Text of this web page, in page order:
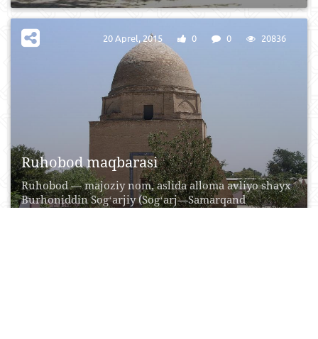
Ruhobod maqbarasi
Ruhobod — majoziy nom, aslida alloma avliyo shayx
Burhoniddin Sogʻarjiy (Sogʻarj—Samarqand
20 Aprel, 2015 0 0 20836